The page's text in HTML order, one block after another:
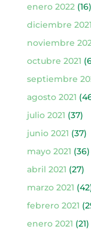
enero 2022 (16)
diciembre 2021
noviembre
octubre 2021
septiembre
agosto 2021
julio 2021 (37)
junio 2021 (37)
mayo 2021 (36)
abril 2021 (27)
marzo 2021
febrero 2021
enero 2021 (21)